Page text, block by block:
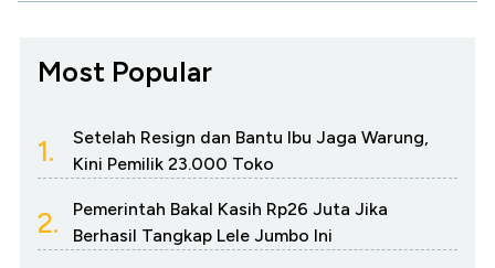
Most Popular
1.
Setelah Resign dan Bantu Ibu Jaga Warung,
Kini Pemilik 23.000 Toko
2.
Pemerintah Bakal Kasih Rp26 Juta Jika
Berhasil Tangkap Lele Jumbo Ini